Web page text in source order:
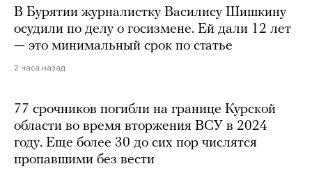
В Бурятии журналистку Василису Шишкину
осудили по делу о госизмене. Ей дали 12 лет
— это минимальный срок по статье
2 часа назад
77 срочников погибли на границе Курской
области во время вторжения ВСУ в 2024
году. Еще более 30 до сих пор числятся
пропавшими без вести